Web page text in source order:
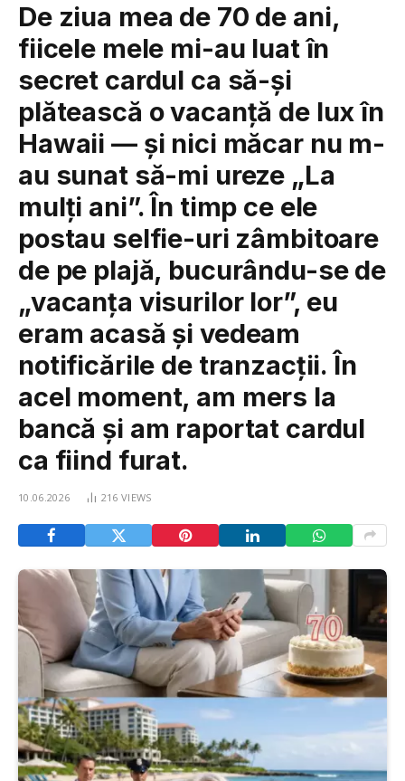
De ziua mea de 70 de ani,
fiicele mele mi-au luat în
secret cardul ca să-și
plătească o vacanță de lux în
Hawaii — și nici măcar nu m-
au sunat să-mi ureze „La
mulți ani”. În timp ce ele
postau selfie-uri zâmbitoare
de pe plajă, bucurându-se de
„vacanța visurilor lor”, eu
eram acasă și vedeam
notificările de tranzacții. În
acel moment, am mers la
bancă și am raportat cardul
ca fiind furat.
10.06.2026 216 VIEWS